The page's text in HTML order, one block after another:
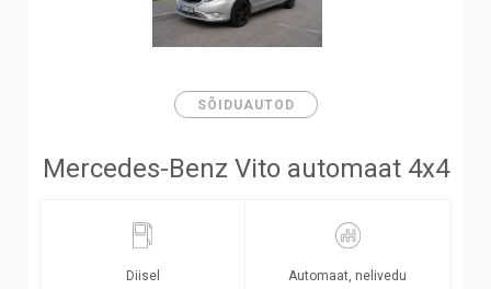
SÕIDUAUTOD
Mercedes-Benz Vito automaat 4x4
Diisel Automaat, nelivedu